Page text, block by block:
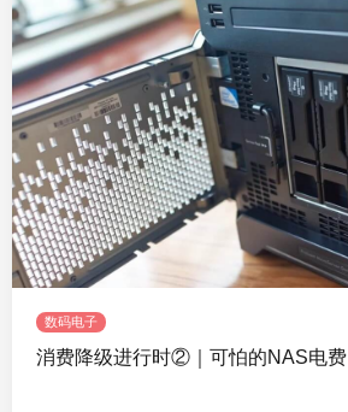
数码电子
消费降级进行时②｜可怕的NAS电费